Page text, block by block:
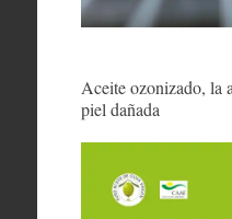
Aceite ozonizado, la
piel dañada